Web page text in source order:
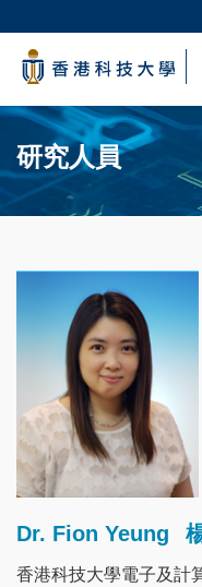
main
content
科大新聞
校園地圖及指南
教授簡錄
Sections
研究人員
Dr. Fion Yeung
香港科技大學電子及計